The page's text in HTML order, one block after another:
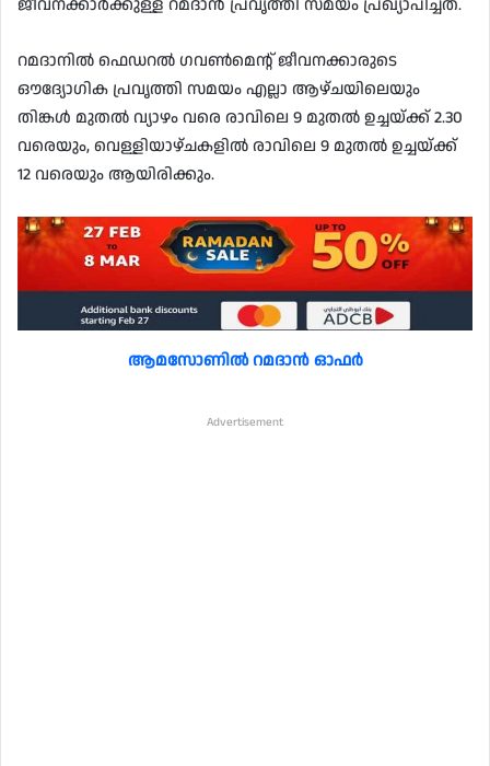
ജീവനക്കാർക്കുള്ള റമദാൻ പ്രവൃത്തി സമയം പ്രഖ്യാപിച്ചത്.
റമദാനിൽ ഫെഡറൽ ഗവൺമെൻ്റ് ജീവനക്കാരുടെ
ഔദ്യോഗിക പ്രവൃത്തി സമയം എല്ലാ ആഴ്‌ചയിലെയും
തിങ്കൾ മുതൽ വ്യാഴം വരെ രാവിലെ 9 മുതൽ ഉച്ചയ്ക്ക് 2.30
വരെയും, വെള്ളിയാഴ്ചകളിൽ രാവിലെ 9 മുതൽ ഉച്ചയ്ക്ക്
12 വരെയും ആയിരിക്കും.
ആമസോണിൽ റമദാൻ ഓഫർ
Advertisement